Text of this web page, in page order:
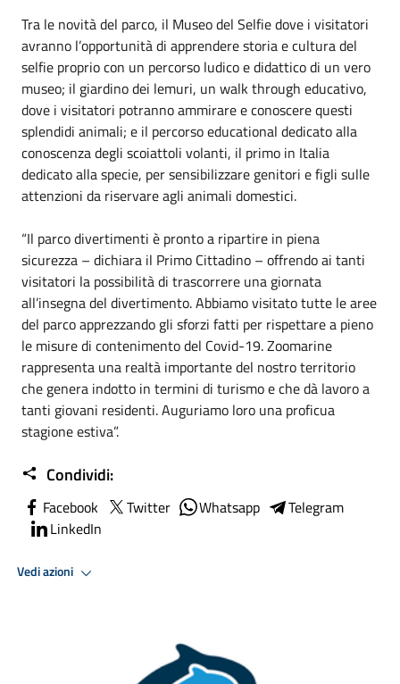
Tra le novità del parco, il Museo del Selfie dove i visitatori
avranno l’opportunità di apprendere storia e cultura del
selfie proprio con un percorso ludico e didattico di un vero
museo; il giardino dei lemuri, un walk through educativo,
dove i visitatori potranno ammirare e conoscere questi
splendidi animali; e il percorso educational dedicato alla
conoscenza degli scoiattoli volanti, il primo in Italia
dedicato alla specie, per sensibilizzare genitori e figli sulle
attenzioni da riservare agli animali domestici.
“Il parco divertimenti è pronto a ripartire in piena
sicurezza – dichiara il Primo Cittadino – offrendo ai tanti
visitatori la possibilità di trascorrere una giornata
all’insegna del divertimento. Abbiamo visitato tutte le aree
del parco apprezzando gli sforzi fatti per rispettare a pieno
le misure di contenimento del Covid-19. Zoomarine
rappresenta una realtà importante del nostro territorio
che genera indotto in termini di turismo e che dà lavoro a
tanti giovani residenti. Auguriamo loro una proficua
stagione estiva”.
Condividi:
Facebook Twitter Whatsapp
Telegram
LinkedIn
Vedi azioni